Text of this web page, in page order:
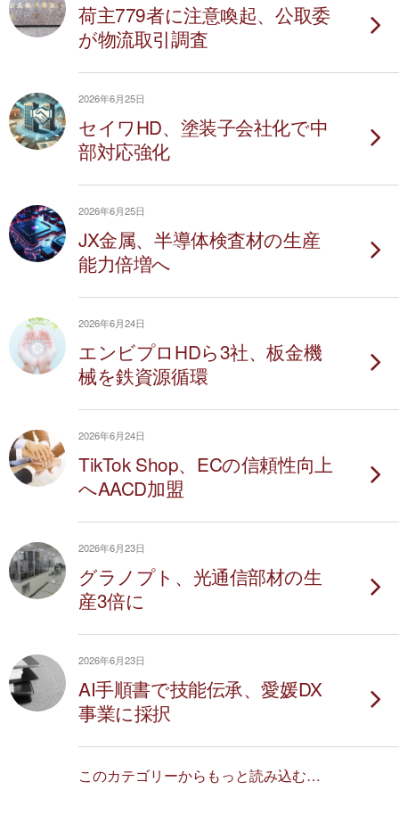
荷主779者に注意喚起、公取委
が物流取引調査
2026年6月25日
セイワHD、塗装子会社化で中
部対応強化
2026年6月25日
JX金属、半導体検査材の生産
能力倍増へ
2026年6月24日
エンビプロHDら3社、板金機
械を鉄資源循環
2026年6月24日
TikTok Shop、ECの信頼性向上
へAACD加盟
2026年6月23日
グラノプト、光通信部材の生
産3倍に
2026年6月23日
AI手順書で技能伝承、愛媛DX
事業に採択
このカテゴリーからもっと読み込む…